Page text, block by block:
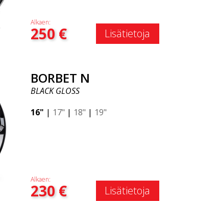
Alkaen:
250€ Lisätietoja
BORBET N
BLACK GLOSS
16" | 17" | 18" | 19"
Alkaen:
230€ Lisätietoja